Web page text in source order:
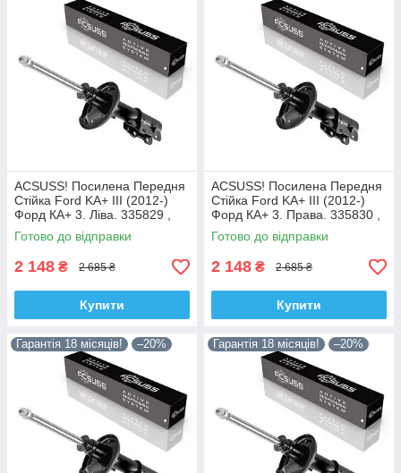
ACSUSS! Посилена Передня
Стійка Ford KA+ III (2012-)
Форд КА+ 3. Ліва. 335829 ,
3348057 Корея!
Готово до відправки
2 148 ₴ 2 685 ₴
Купити
ACSUSS! Посилена Передня
Стійка Ford KA+ III (2012-)
Форд КА+ 3. Права. 335830 ,
3348056 Корея!
Готово до відправки
2 148 ₴ 2 685 ₴
Купити
Гарантія 18 місяців! –20% Гарантія 18 місяців! –20%